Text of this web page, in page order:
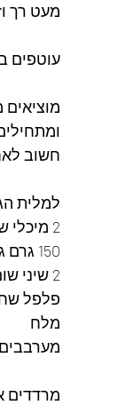
מעט רך
עוטפים
חשוב
למלית
2 מיכלי שמנת חמוצה קטנים
150 גרם גבינת פטה/בולגרית
2 שיני שום כתושות
פלפל
מלח
מרדדים